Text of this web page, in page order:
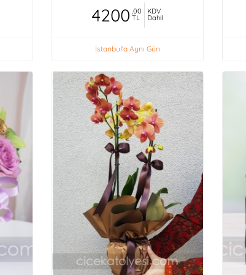
4200 ,00
TL
KDV
Dahil
İstanbul'a Aynı Gün